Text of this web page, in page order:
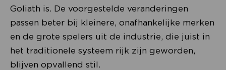
Goliath is. De voorgestelde veranderingen
passen beter bij kleinere, onafhankelijke merken
en de grote spelers uit de industrie, die juist in
het traditionele systeem rijk zijn geworden,
blijven opvallend stil.